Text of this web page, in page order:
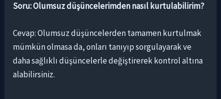
Soru: Olumsuz düşüncelerimden nasıl kurtulabilirim?
Cevap: Olumsuz düşüncelerden tamamen kurtulmak
mümkün olmasa da, onları tanıyıp sorgulayarak ve
daha sağlıklı düşüncelerle değiştirerek kontrol altına
alabilirsiniz.